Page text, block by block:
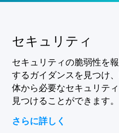
セキュリティ
セキュリティの脆弱性を
するガイダンスを見つけ
体から必要なセキュリテ
見つけることができます。
さらに詳しく